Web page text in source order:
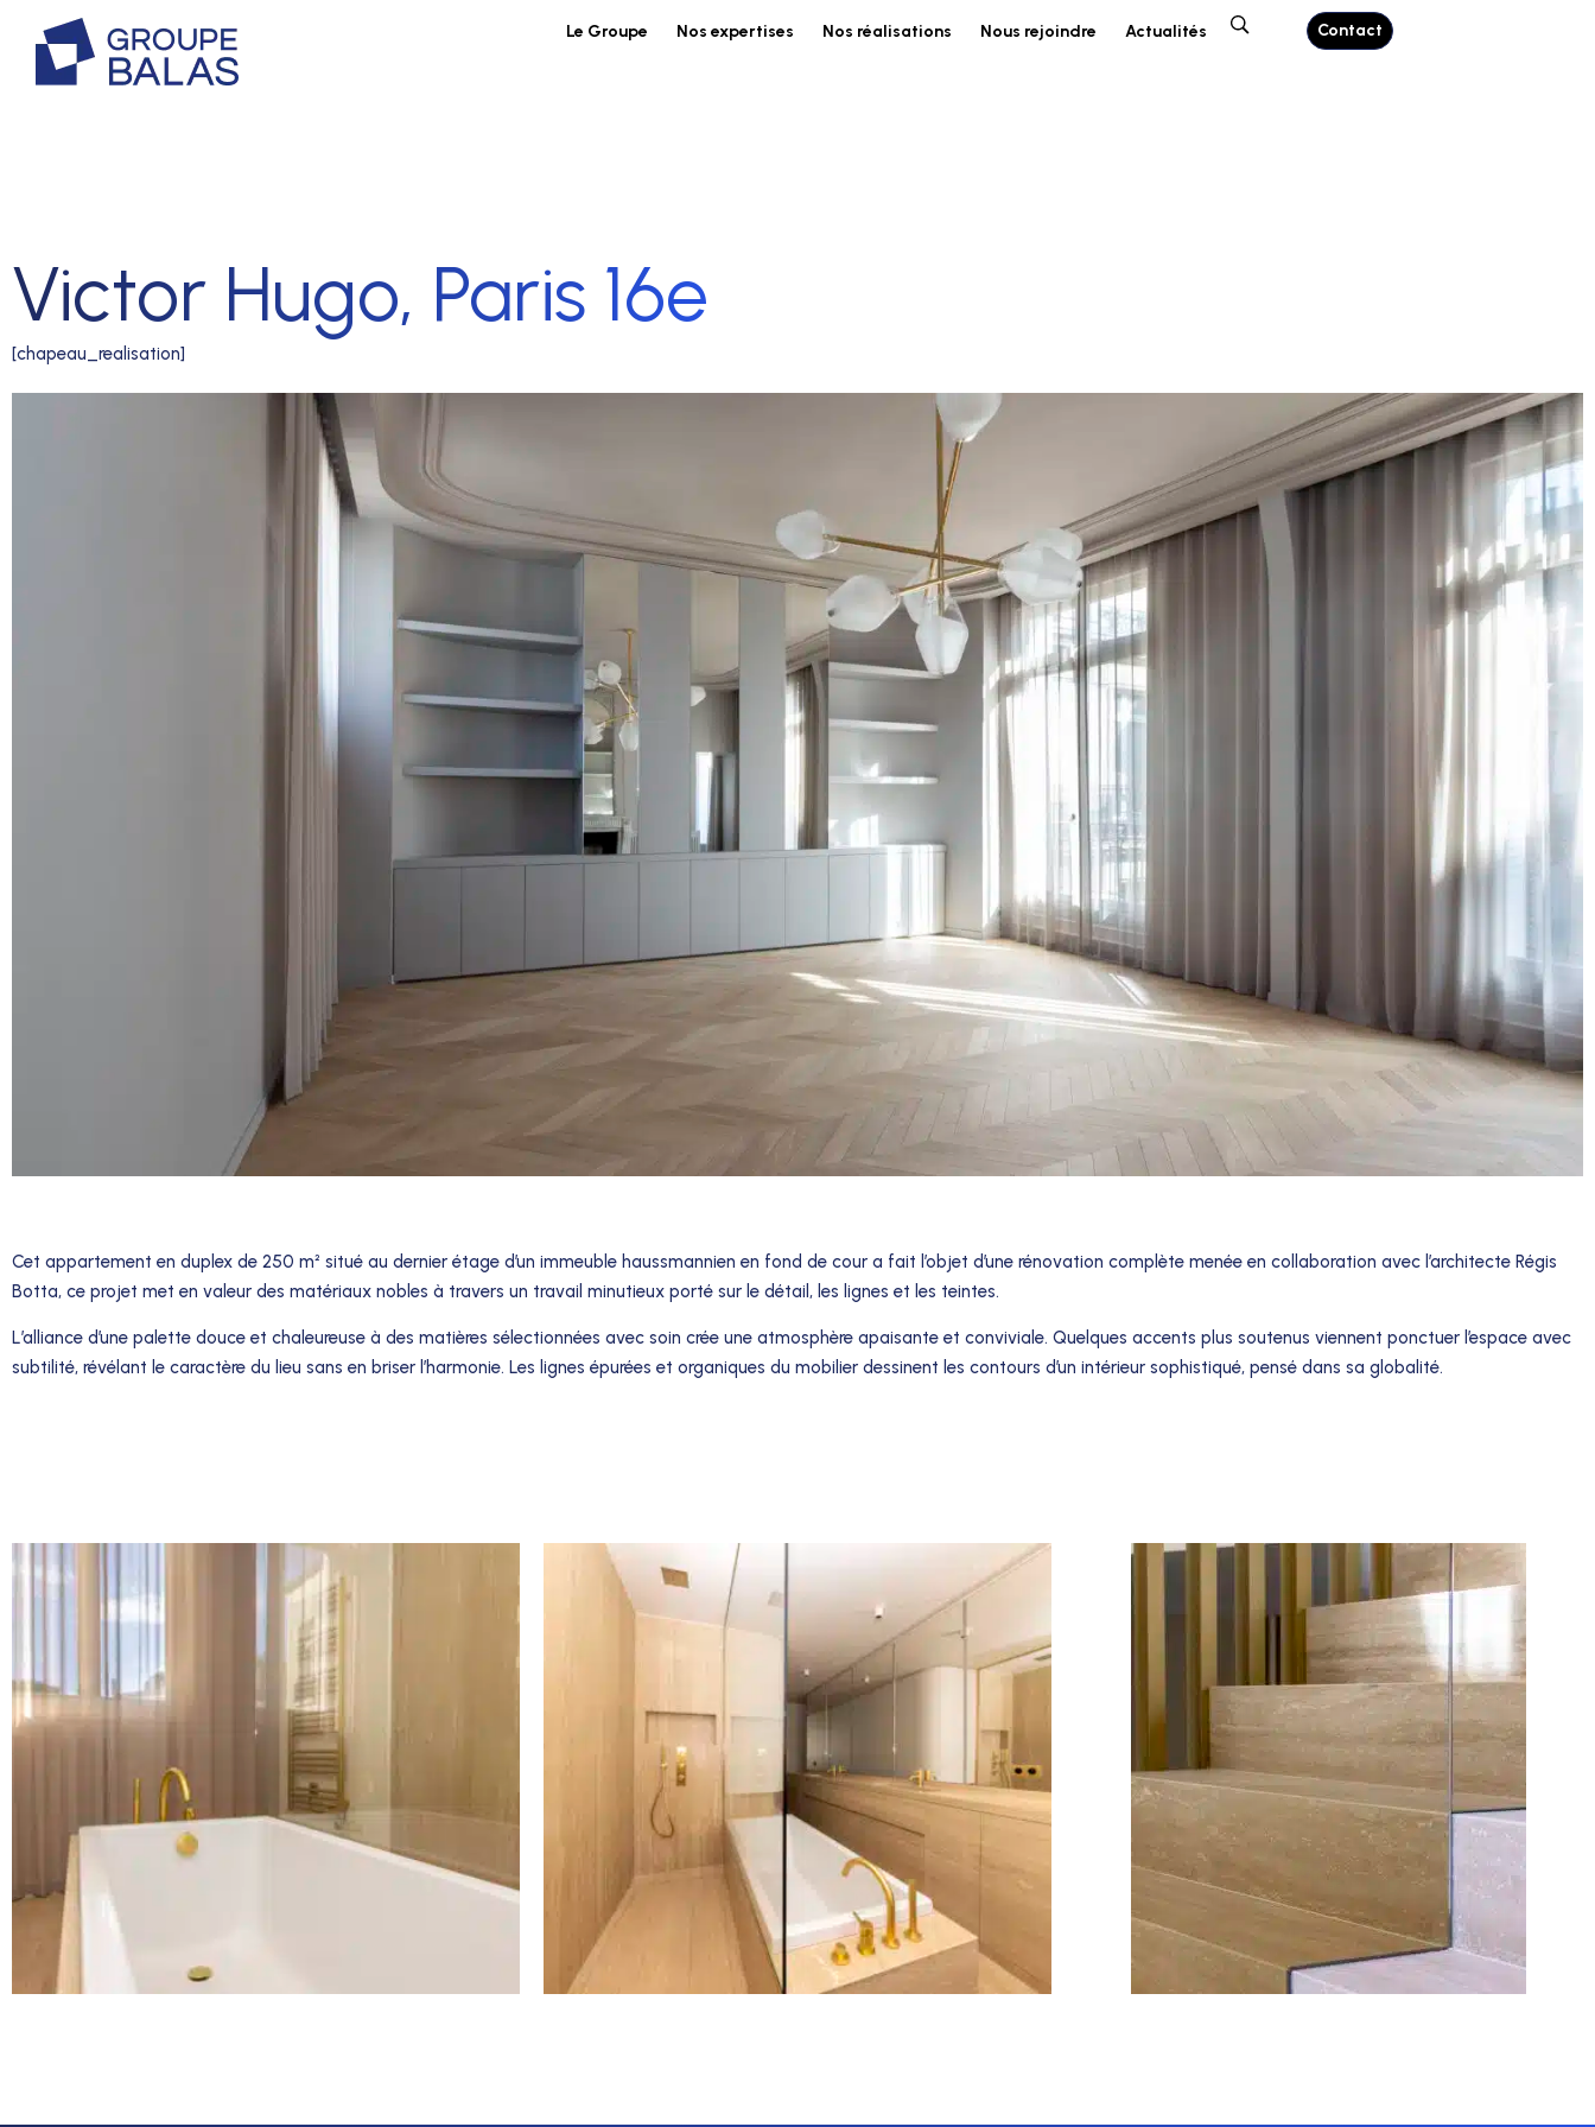
Le Groupe Nos expertises Nos réalisations Nous rejoindre Actualités Contact
Victor Hugo, Paris 16e
[chapeau_realisation]
Cet appartement en duplex de 250 m² situé au dernier étage d’un immeuble haussmannien en fond de cour a fait l’objet d’une rénovation complète menée en collaboration avec l’architecte Régis
Botta, ce projet met en valeur des matériaux nobles à travers un travail minutieux porté sur le détail, les lignes et les teintes.
L’alliance d’une palette douce et chaleureuse à des matières sélectionnées avec soin crée une atmosphère apaisante et conviviale. Quelques accents plus soutenus viennent ponctuer l’espace avec
subtilité, révélant le caractère du lieu sans en briser l’harmonie. Les lignes épurées et organiques du mobilier dessinent les contours d’un intérieur sophistiqué, pensé dans sa globalité.